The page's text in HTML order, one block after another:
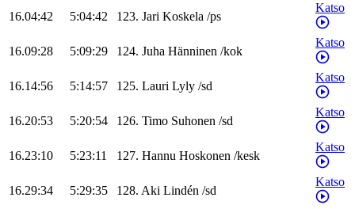
16.04:42 5:04:42 123. Jari Koskela /ps
Katso
16.09:28 5:09:29 124. Juha Hänninen /kok
Katso
16.14:56 5:14:57 125. Lauri Lyly /sd
Katso
16.20:53 5:20:54 126. Timo Suhonen /sd
Katso
16.23:10 5:23:11 127. Hannu Hoskonen /kesk
Katso
16.29:34 5:29:35 128. Aki Lindén /sd
Katso